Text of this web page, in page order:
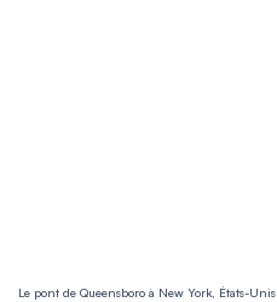
Le pont de Queensboro à New York, États-Unis